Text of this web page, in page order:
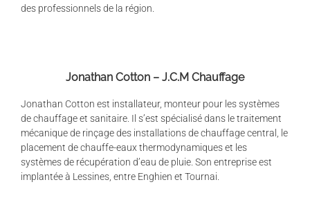
des professionnels de la région.
Jonathan Cotton – J.C.M Chauffage
Jonathan Cotton est installateur, monteur pour les systèmes
de chauffage et sanitaire. Il s’est spécialisé dans le traitement
mécanique de rinçage des installations de chauffage central, le
placement de chauffe-eaux thermodynamiques et les
systèmes de récupération d’eau de pluie. Son entreprise est
implantée à Lessines, entre Enghien et Tournai.